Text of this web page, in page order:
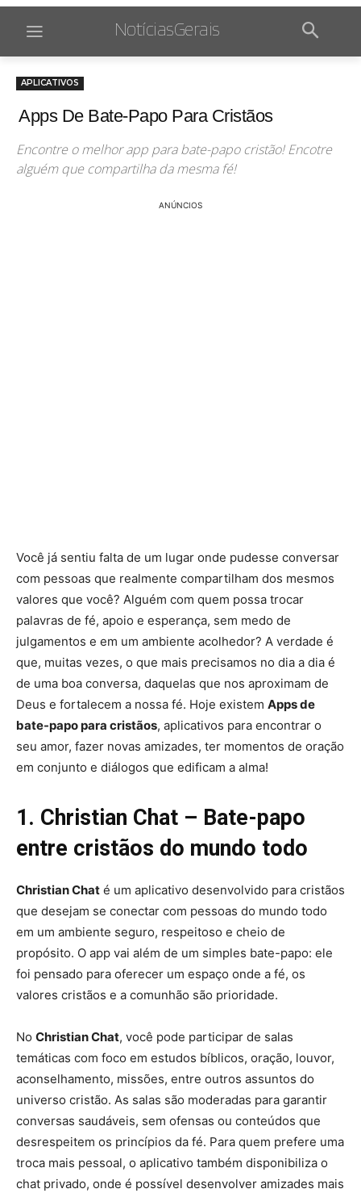
NotíciasGerais
APLICATIVOS
Apps De Bate-Papo Para Cristãos
Encontre o melhor app para bate-papo cristão! Encotre
alguém que compartilha da mesma fé!
ANÚNCIOS
Você já sentiu falta de um lugar onde pudesse conversar
com pessoas que realmente compartilham dos mesmos
valores que você? Alguém com quem possa trocar
palavras de fé, apoio e esperança, sem medo de
julgamentos e em um ambiente acolhedor? A verdade é
que, muitas vezes, o que mais precisamos no dia a dia é
de uma boa conversa, daquelas que nos aproximam de
Deus e fortalecem a nossa fé. Hoje existem Apps de
bate-papo para cristãos, aplicativos para encontrar o
seu amor, fazer novas amizades, ter momentos de oração
em conjunto e diálogos que edificam a alma!
1. Christian Chat – Bate-papo
entre cristãos do mundo todo
Christian Chat é um aplicativo desenvolvido para cristãos
que desejam se conectar com pessoas do mundo todo
em um ambiente seguro, respeitoso e cheio de
propósito. O app vai além de um simples bate-papo: ele
foi pensado para oferecer um espaço onde a fé, os
valores cristãos e a comunhão são prioridade.
No Christian Chat, você pode participar de salas
temáticas com foco em estudos bíblicos, oração, louvor,
aconselhamento, missões, entre outros assuntos do
universo cristão. As salas são moderadas para garantir
conversas saudáveis, sem ofensas ou conteúdos que
desrespeitem os princípios da fé. Para quem prefere uma
troca mais pessoal, o aplicativo também disponibiliza o
chat privado, onde é possível desenvolver amizades mais